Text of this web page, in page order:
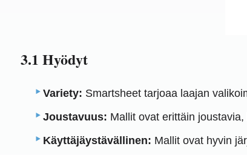
3.1 Hyödyt
Variety: Smartsheet tarjoaa laajan
Joustavuus: Mallit ovat erittäin
Käyttäjäystävällinen: Mallit ovat hyvin